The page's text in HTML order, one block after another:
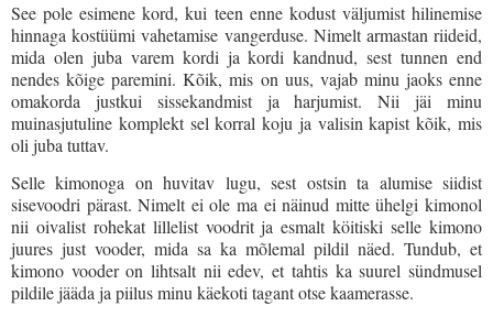
See pole esimene kord, kui teen enne kodust väljumist hilinemise
hinnaga kostüümi vahetamise vangerduse. Nimelt armastan riideid,
mida olen juba varem kordi ja kordi kandnud, sest tunnen end
nendes kõige paremini. Kõik, mis on uus, vajab minu jaoks enne
omakorda justkui sissekandmist ja harjumist. Nii jäi minu
muinasjutuline komplekt sel korral koju ja valisin kapist kõik, mis
oli juba tuttav.
Selle kimonoga on huvitav lugu, sest ostsin ta alumise siidist
sisevoodri pärast. Nimelt ei ole ma ei näinud mitte ühelgi kimonol
nii oivalist rohekat lillelist voodrit ja esmalt köitiski selle kimono
juures just vooder, mida sa ka mõlemal pildil näed. Tundub, et
kimono vooder on lihtsalt nii edev, et tahtis ka suurel sündmusel
pildile jääda ja piilus minu käekoti tagant otse kaamerasse.